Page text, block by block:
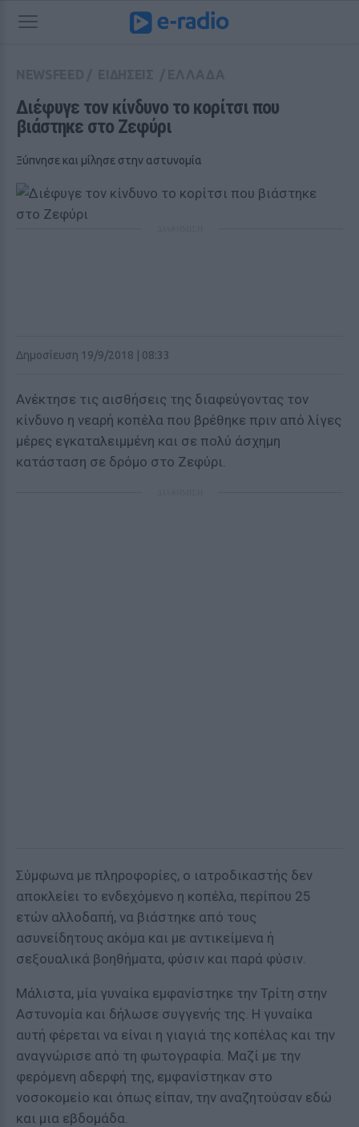
Διέφυγε τον κίνδυνο το κορίτσι που
βιάστηκε στο Ζεφύρι
Ξύπνησε και μίλησε στην αστυνομία
Δημοσίευση 19/9/2018 | 08:33
Ανέκτησε τις αισθήσεις της διαφεύγοντας τον
κίνδυνο η νεαρή κοπέλα που βρέθηκε πριν από λίγες
μέρες εγκαταλειμμένη και σε πολύ άσχημη
κατάσταση σε δρόμο στο Ζεφύρι.
Σύμφωνα με πληροφορίες, ο ιατροδικαστής δεν
αποκλείει το ενδεχόμενο η κοπέλα, περίπου 25
ετών αλλοδαπή, να βιάστηκε από τους
ασυνείδητους ακόμα και με αντικείμενα ή
σεξουαλικά βοηθήματα, φύσιν και παρά φύσιν.
Μάλιστα, μία γυναίκα εμφανίστηκε την Τρίτη στην
Αστυνομία και δήλωσε συγγενής της. Η γυναίκα
αυτή φέρεται να είναι η γιαγιά της κοπέλας και την
αναγνώρισε από τη φωτογραφία. Μαζί με την
φερόμενη αδερφή της, εμφανίστηκαν στο
νοσοκομείο και όπως είπαν, την αναζητούσαν εδώ
και μια εβδομάδα.